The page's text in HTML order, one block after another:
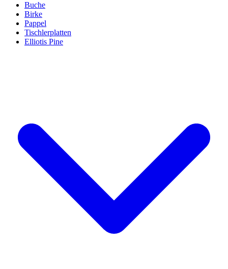
Buche
Birke
Pappel
Tischlerplatten
Elliotis Pine